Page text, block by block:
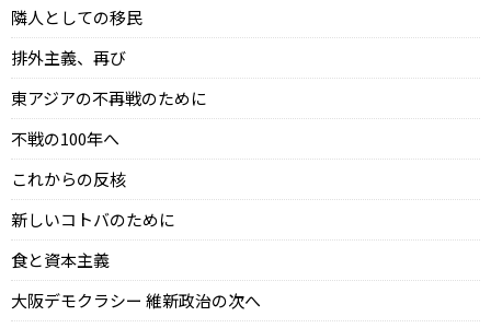
隣人としての移民
排外主義、再び
東アジアの不再戦のために
不戦の100年へ
これからの反核
新しいコトバのために
食と資本主義
大阪デモクラシー 維新政治の次へ